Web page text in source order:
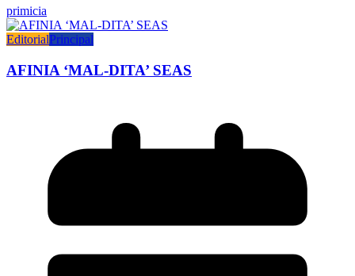
primicia
EditorialPrincipal
AFINIA ‘MAL-DITA’ SEAS